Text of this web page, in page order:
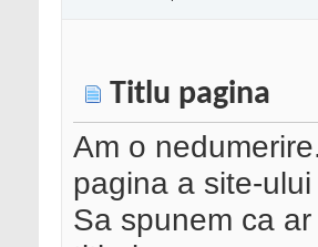
Titlu pagina
Am o
pagina a site-ului
Sa spunem ca